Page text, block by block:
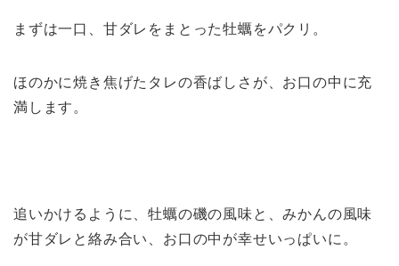
まずは一口、甘ダレをまとった牡蠣をパクリ。
ほのかに焼き焦げたタレの香ばしさが、お口の中に充
満します。
追いかけるように、牡蠣の磯の風味と、みかんの風味
が甘ダレと絡み合い、お口の中が幸せいっぱいに。